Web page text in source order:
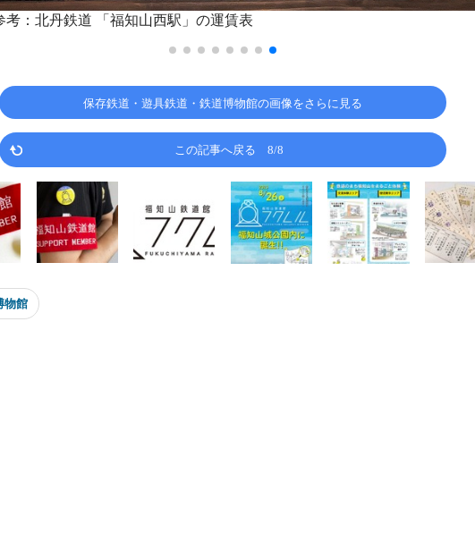
考：北丹鉄道 「福知山西駅」の運賃表
保存鉄道・遊具鉄道・鉄道博物館の画像をさらに見る
この記事へ戻る 8/8
物館